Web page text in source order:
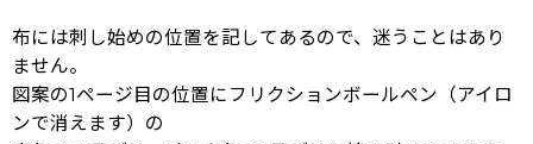
布には刺し始めの位置を記してあるので、迷うことはあり
ません。
図案の1ページ目の位置にフリクションボールペン（アイロ
ンで消えます）の